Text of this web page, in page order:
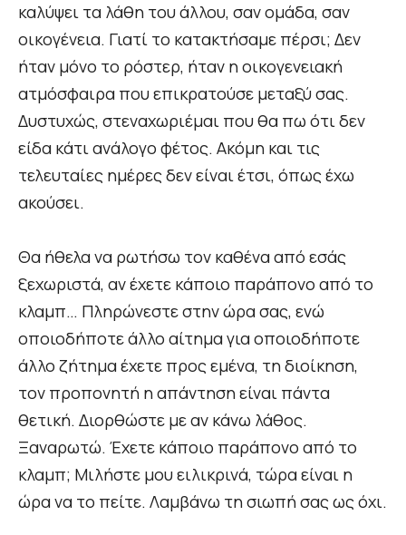
καλύψει τα λάθη του άλλου, σαν ομάδα, σαν
οικογένεια. Γιατί το κατακτήσαμε πέρσι; Δεν
ήταν μόνο το ρόστερ, ήταν η οικογενειακή
ατμόσφαιρα που επικρατούσε μεταξύ σας.
Δυστυχώς, στεναχωριέμαι που θα πω ότι δεν
είδα κάτι ανάλογο φέτος. Ακόμη και τις
τελευταίες ημέρες δεν είναι έτσι, όπως έχω
ακούσει.
Θα ήθελα να ρωτήσω τον καθένα από εσάς
ξεχωριστά, αν έχετε κάποιο παράπονο από το
κλαμπ… Πληρώνεστε στην ώρα σας, ενώ
οποιοδήποτε άλλο αίτημα για οποιοδήποτε
άλλο ζήτημα έχετε προς εμένα, τη διοίκηση,
τον προπονητή η απάντηση είναι πάντα
θετική. Διορθώστε με αν κάνω λάθος.
Ξαναρωτώ. Έχετε κάποιο παράπονο από το
κλαμπ; Μιλήστε μου ειλικρινά, τώρα είναι η
ώρα να το πείτε. Λαμβάνω τη σιωπή σας ως όχι.